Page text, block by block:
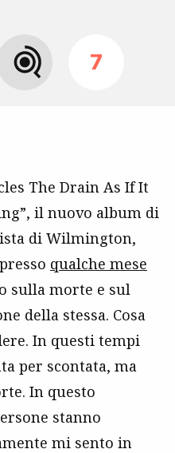
7
The Drain As If It
il nuovo album di
di Wilmington,
qualche mese
sulla morte e sul
della stessa. Cosa
In questi tempi
per scontata, ma
In questo
stanno
mi sento in